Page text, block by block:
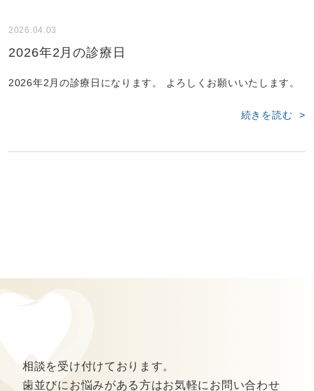
2026.04.03
2026年2月の診療日
2026年2月の診療日になります。 よろしくお願いいたします。
続きを読む
相談を受け付けております。
歯並びにお悩みがある方はお気軽にお問い合わせ